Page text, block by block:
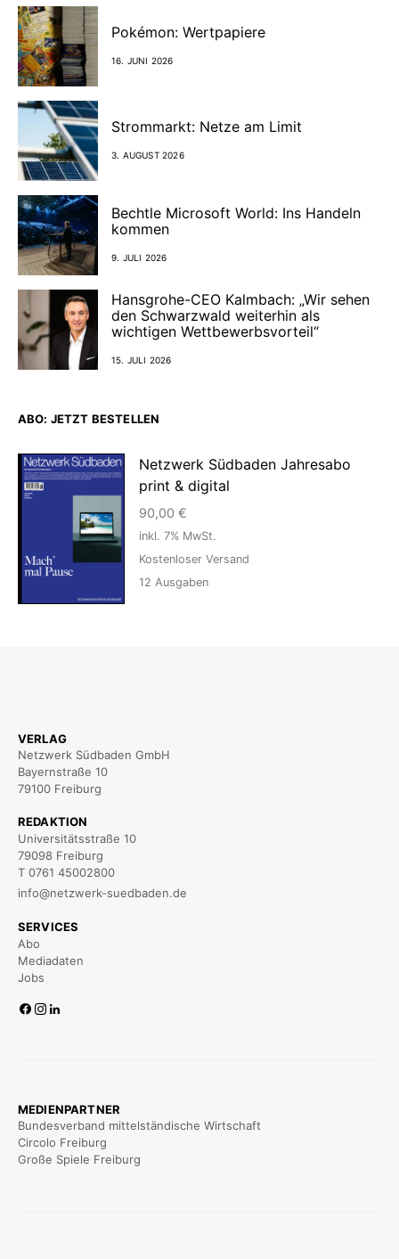
Pokémon: Wertpapiere
16. JUNI 2026
Strommarkt: Netze am Limit
3. AUGUST 2026
Bechtle Microsoft World: Ins Handeln
kommen
9. JULI 2026
Hansgrohe-CEO Kalmbach: „Wir sehen
den Schwarzwald weiterhin als
wichtigen Wettbewerbsvorteil“
15. JULI 2026
ABO: JETZT BESTELLEN
Netzwerk Südbaden Jahresabo
print & digital
90,00 €
inkl. 7% MwSt.
Kostenloser Versand
12 Ausgaben
VERLAG
Netzwerk Südbaden GmbH
Bayernstraße 10
79100 Freiburg
REDAKTION
Universitätsstraße 10
79098 Freiburg
T 0761 45002800
info@netzwerk-suedbaden.de
SERVICES
Abo
Mediadaten
Jobs
MEDIENPARTNER
Bundesverband mittelständische Wirtschaft
Circolo Freiburg
Große Spiele Freiburg